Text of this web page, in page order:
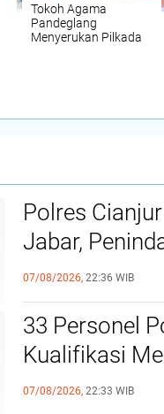
Tokoh Agama
Pandeglang
Menyerukan Pilkada
Polres
Jabar,
Profesional
07/08/2026, 22:36 WIB
33 Personel
Kualifikasi
Pakai Senpi
07/08/2026, 22:33 WIB